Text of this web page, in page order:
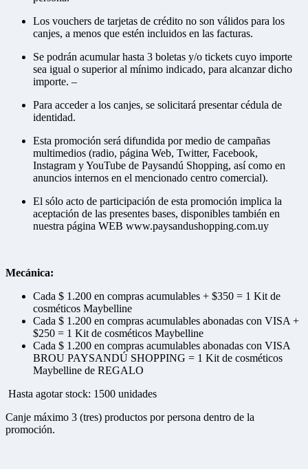
Los vouchers de tarjetas de crédito no son válidos para los
canjes, a menos que estén incluidos en las facturas.
Se podrán acumular hasta 3 boletas y/o tickets cuyo importe
sea igual o superior al mínimo indicado, para alcanzar dicho
importe. –
Para acceder a los canjes, se solicitará presentar cédula de
identidad.
Esta promoción será difundida por medio de campañas
multimedios (radio, página Web, Twitter, Facebook,
Instagram y YouTube de Paysandú Shopping, así como en
anuncios internos en el mencionado centro comercial).
El sólo acto de participación de esta promoción implica la
aceptación de las presentes bases, disponibles también en
nuestra página WEB www.paysandushopping.com.uy
Mecánica:
Cada $ 1.200 en compras acumulables + $350 = 1 Kit de
cosméticos Maybelline
Cada $ 1.200 en compras acumulables abonadas con VISA +
$250 = 1 Kit de cosméticos Maybelline
Cada $ 1.200 en compras acumulables abonadas con VISA
BROU PAYSANDÚ SHOPPING = 1 Kit de cosméticos
Maybelline de REGALO
Hasta agotar stock: 1500 unidades
Canje máximo 3 (tres) productos por persona dentro de la
promoción.